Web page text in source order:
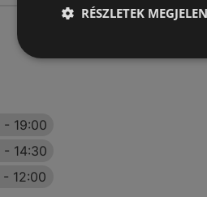
- 19:00
- 14:30
- 12:00
RÉSZLETEK